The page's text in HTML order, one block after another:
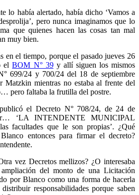
lo había alertado, había dicho ‘Vamos a
pero nunca imaginamos que lo
que quienes hacen las cosas tan mal
muy bien.
en el tiempo, porque el pasado jueves 26
elBOM N° 39y allí siguen los mismos
699/24 y 700/24 del 18 de septiembre
Matzkin mientras no estaba al frente del
pero faltaba la frutilla del postre.
el Decreto N° 708/24, de 24 de
‘LA INTENDENTE MUNICIPAL
facultades que le son propias’. ¿Qué
entonces para firmar el decreto?
vez Decretos mellizos? ¿O interesaba
del monto de una Licitación
por Blanco como una forma de hacerla
responsabilidades porque saben